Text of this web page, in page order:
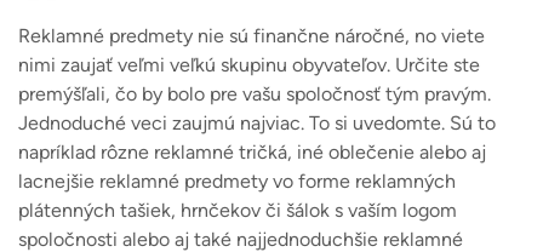
Reklamné predmety nie sú finančne náročné, no viete
nimi zaujať veľmi veľkú skupinu obyvateľov. Určite ste
premýšľali, čo by bolo pre vašu spoločnosť tým pravým.
Jednoduché veci zaujmú najviac. To si uvedomte. Sú to
napríklad rôzne reklamné tričká, iné oblečenie alebo aj
lacnejšie reklamné predmety vo forme reklamných
plátenných tašiek, hrnčekov či šálok s vaším logom
spoločnosti alebo aj také najjednoduchšie reklamné